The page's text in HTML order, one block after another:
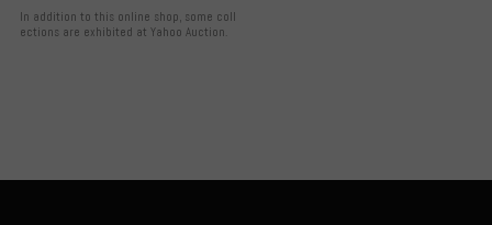
In addition to this online shop, some coll
ections are exhibited at Yahoo Auction.